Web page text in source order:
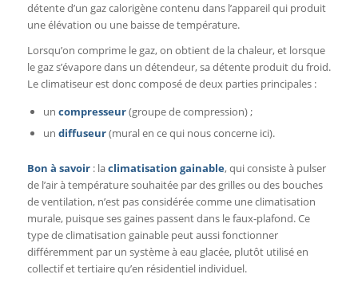
détente d’un gaz calorigène contenu dans l’appareil qui produit
une élévation ou une baisse de température.
Lorsqu’on comprime le gaz, on obtient de la chaleur, et lorsque
le gaz s’évapore dans un détendeur, sa détente produit du froid.
Le climatiseur est donc composé de deux parties principales :
un compresseur(groupe de compression) ;
un diffuseur(mural en ce qui nous concerne ici).
Bon à savoir : laclimatisation gainable, qui consiste à pulser
de l’air à température souhaitée par des grilles ou des bouches
de ventilation, n’est pas considérée comme une climatisation
murale, puisque ses gaines passent dans le faux-plafond. Ce
type de climatisation gainable peut aussi fonctionner
différemment par un système à eau glacée, plutôt utilisé en
collectif et tertiaire qu’en résidentiel individuel.